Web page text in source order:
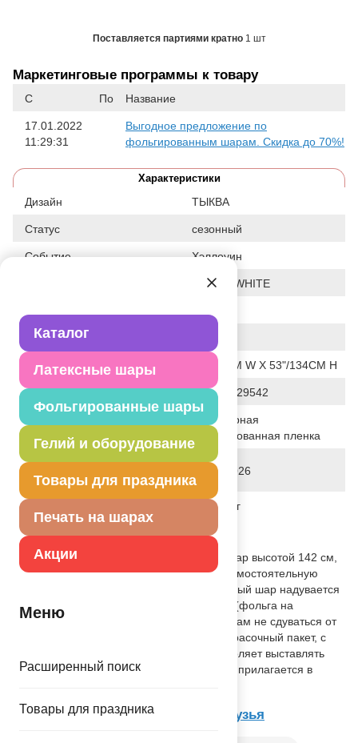
Каталог
Латексные шары
Фольгированные шары
Гелий и оборудование
Товары для праздника
Печать на шарах
Акции
Меню
Расширенный поиск
Товары для праздника
Поставляется партиями кратно 1 шт
Маркетинговые программы к товару
С По Название
17.01.2022
11:29:31
Выгодное предложение по
фольгированным шарам. Скидка до 70%!
Характеристики
Дизайн ТЫКВА
Статус сезонный
Событие Хэллоуин
БЕЛЫЙ/WHITE
Форма
Общие размеры 36"/91CM W X 53"/134CM H
Штрих код 026635429542
Исходный материал
Полимерная
фольгированная пленка
Дата последнего изменения
элемента
28-01-2026
151.000 г
Описание товара
Большой объемный фольгированный шар высотой 142 см,
который Вы можете использовать как самостоятельную
декорацию для любого праздника. Данный шар надувается
ВОЗДУХОМ. Тонкая миларовая пленка (фольга на
полиэтиленовой основе) позволяет шарам не сдуваться от
недели до одного месяца. Упакован в красочный пакет, с
цветным изображением шара, что позволяет выставлять
товар в не надутом виде. Схема надува прилагается в
Товар из коллекцииХэллоуин Друзья